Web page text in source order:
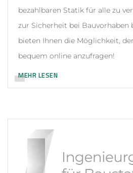
bezahlbaren Statik für alle zu
zur Sicherheit bei Bauvorhaben
bieten Ihnen die Möglichkeit,
bequem online anzufragen!
MEHR LESEN